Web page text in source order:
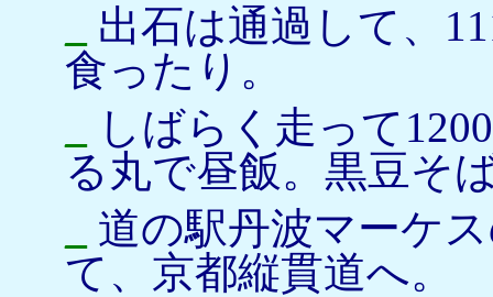
出石は通過して、
食ったり。
しばらく走って
る丸で昼飯。黒豆そ
道の駅丹波マーケ
て、京都縦貫道へ。